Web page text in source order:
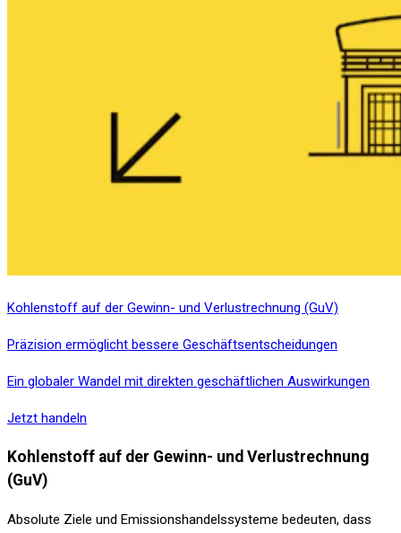
Kohlenstoff auf der Gewinn- und Verlustrechnung (GuV)
Präzision ermöglicht bessere Geschäftsentscheidungen
Ein globaler Wandel mit direkten geschäftlichen Auswirkungen
Jetzt handeln
Kohlenstoff auf der Gewinn- und Verlustrechnung
(GuV)
Absolute Ziele und Emissionshandelssysteme bedeuten, dass